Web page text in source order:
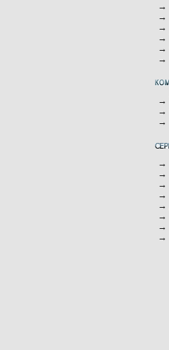
→
→
→
→
→
→
→
→
→
→
→
→
→
→
→
→
→